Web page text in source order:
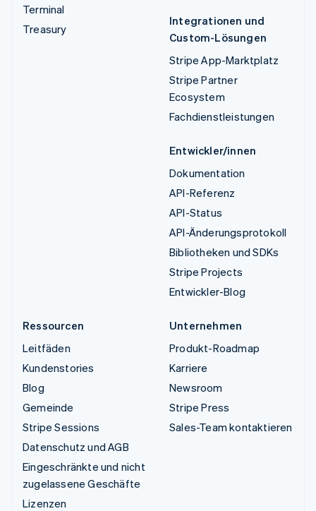
Terminal
Treasury
Integrationen und
Custom-Lösungen
Stripe App-Marktplatz
Stripe Partner
Ecosystem
Fachdienstleistungen
Entwickler/innen
Dokumentation
API-Referenz
API-Status
API-Änderungsprotokoll
Bibliotheken und SDKs
Stripe Projects
Entwickler-Blog
Ressourcen
Leitfäden
Kundenstories
Blog
Gemeinde
Stripe Sessions
Datenschutz und AGB
Eingeschränkte und nicht
zugelassene Geschäfte
Lizenzen
Unternehmen
Produkt-Roadmap
Karriere
Newsroom
Stripe Press
Sales-Team kontaktieren